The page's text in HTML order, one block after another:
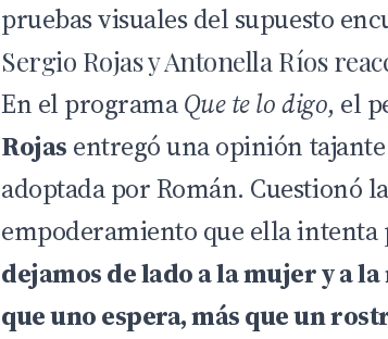
pruebas visuales del supuesto
Sergio Rojas y Antonella Ríos
En el programaQue te lo digo, el
Rojas entregó una opinión
adoptada por Román. Cuestionó
empoderamiento que ella intenta
dejamos de lado a la mujer y a la
que uno espera, más que un